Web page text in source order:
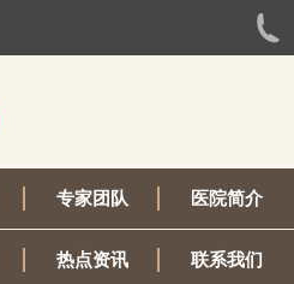
专家团队 医院简介
热点资讯 联系我们